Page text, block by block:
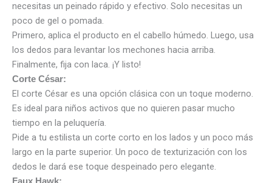
necesitas un peinado rápido y efectivo. Solo necesitas un
poco de gel o pomada.
Primero, aplica el producto en el cabello húmedo. Luego, usa
los dedos para levantar los mechones hacia arriba.
Finalmente, fija con laca. ¡Y listo!
Corte César:
El corte César es una opción clásica con un toque moderno.
Es ideal para niños activos que no quieren pasar mucho
tiempo en la peluquería.
Pide a tu estilista un corte corto en los lados y un poco más
largo en la parte superior. Un poco de texturización con los
dedos le dará ese toque despeinado pero elegante.